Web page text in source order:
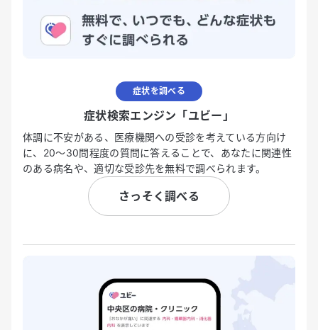
症状を調べる
症状検索エンジン「ユビー」
体調に不安がある、医療機関への受診を考えている方向け
に、20〜30問程度の質問に答えることで、あなたに関連性
のある病名や、適切な受診先を無料で調べられます。
さっそく調べる